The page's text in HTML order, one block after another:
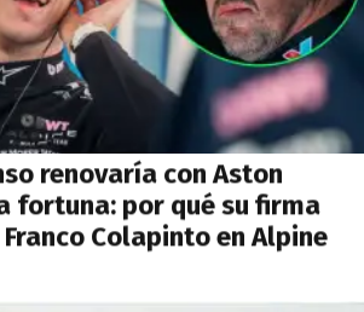
renovaría con Aston
fortuna: por qué su firma
Colapinto en Alpine